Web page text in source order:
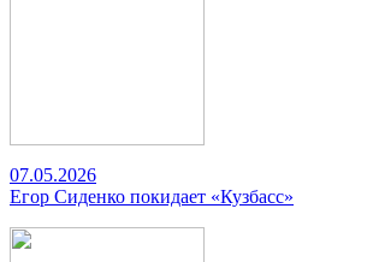
07.05.2026
Егор Сиденко покидает «Кузбасс»